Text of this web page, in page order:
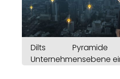
Dilts
Unternehmensebene